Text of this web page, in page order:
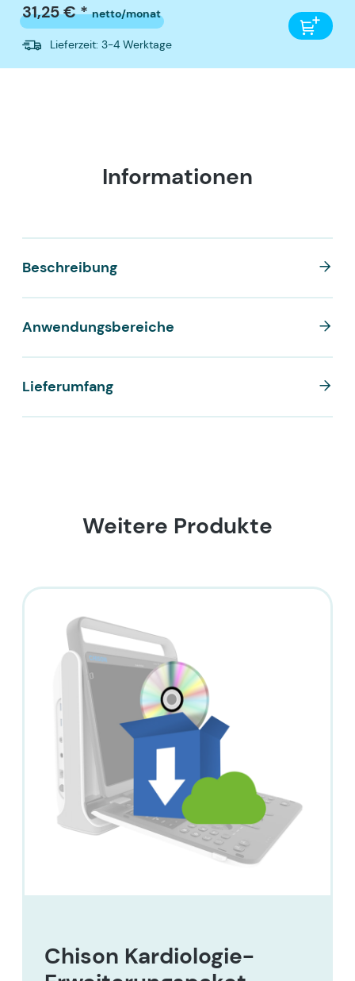
31,25 € * netto/monat
Lieferzeit: 3-4 Werktage
Informationen
Beschreibung
Anwendungsbereiche
Lieferumfang
Weitere Produkte
Chison Kardiologie-